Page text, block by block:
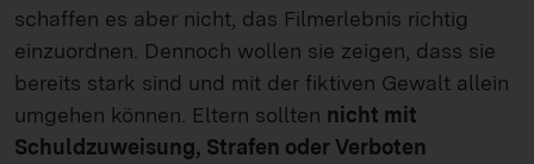
schaffen es aber nicht, das Filmerlebnis richtig
einzuordnen. Dennoch wollen sie zeigen, dass sie
bereits stark sind und mit der fiktiven Gewalt allein
umgehen können. Eltern sollten nicht mit
Schuldzuweisung, Strafen oder Verboten